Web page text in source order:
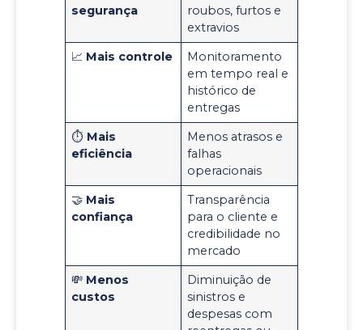
segurança
roubos, furtos e
extravios
📈 Mais controle
Monitoramento
em tempo real e
histórico de
entregas
⏱️ Mais
eficiência
Menos atrasos e
falhas
operacionais
🤝 Mais
confiança
Transparência
para o cliente e
credibilidade no
mercado
💸 Menos
custos
Diminuição de
sinistros e
despesas com